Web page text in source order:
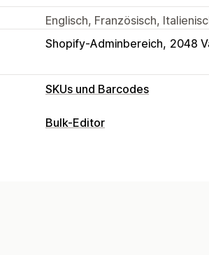
Englisch, Französisch,
Shopify-Adminbereich 2048
SKUs und Barcodes
Barcode-Verwaltung
Bulk-Editor